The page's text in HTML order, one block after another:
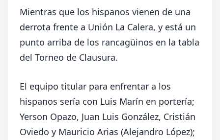
Mientras que los hispanos vienen de una
derrota frente a Unión La Calera, y está un
punto arriba de los rancagüinos en la tabla
del Torneo de Clausura.
El equipo titular para enfrentar a los
hispanos sería con Luis Marín en portería;
Yerson Opazo, Juan Luis González, Cristián
Oviedo y Mauricio Arias (Alejandro López);